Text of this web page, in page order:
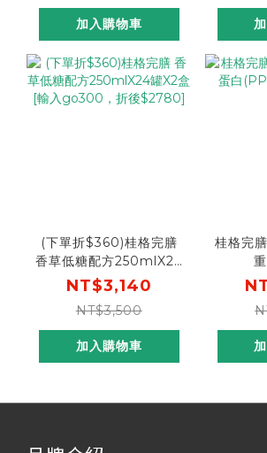
加入購物車
(下單折$360)桂格完膳
香草低糖配方250mlX24
罐X2盒[輸入go300，折
後$2780]
NT$3,140
NT$3,500
加入購物車
桂格完
瓶